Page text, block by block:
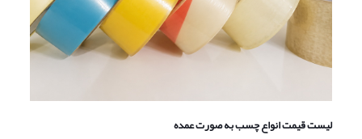
لیست قیمت انواع چسب به صورت عمده